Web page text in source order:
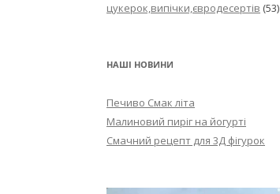
цукерок,випічки,євродесертів (53)
НАШІ НОВИНИ
Печиво Смак літа
Малиновий пиріг на йогурті
Смачний рецепт для 3Д фігурок